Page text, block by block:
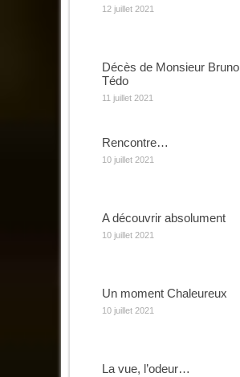
12 juillet 2021
Décès de Monsieur Bruno
Tédo
11 juillet 2021
Rencontre…
10 juillet 2021
A découvrir absolument
10 juillet 2021
Un moment Chaleureux
10 juillet 2021
La vue, l’odeur…